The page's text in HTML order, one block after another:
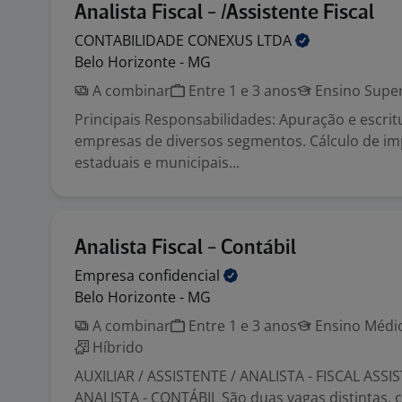
Analista Fiscal - /Assistente Fiscal
CONTABILIDADE CONEXUS LTDA
Belo Horizonte - MG
A combinar
Entre 1 e 3 anos Ensino
Principais Responsabilidades: Apuração e
empresas de diversos segmentos. Cálculo de
estaduais e municipais...
Analista Fiscal - Contábil
Empresa confidencial
Belo Horizonte - MG
A combinar
Entre 1 e 3 anos
Ensino
Híbrido
AUXILIAR / ASSISTENTE / ANALISTA - FISCAL
ANALISTA - CONTÁBIL São duas vagas distintas,